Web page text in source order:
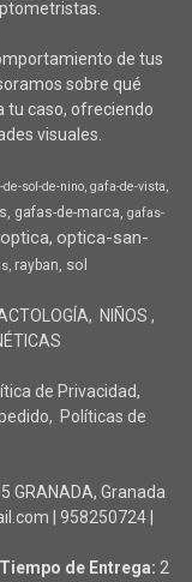
de tus
sobre qué
tu caso, ofreciendo
visuales.
sol-de-nino gafa-de-vista
gafas-de-marca gafas-
optica optica-san-
rayban sol
NIÑOS
de Privacidad
Políticas de
GRANADA, Granada
| 958250724
Tiempo de Entrega: 2